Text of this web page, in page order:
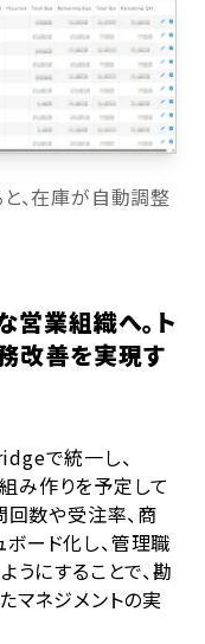
、在庫が自動調整
営業組織へ。ト
改善を実現す
で統一し、
み作りを予定して
回数や受注率、商
ード化し、管理職
うにすることで、勘
マネジメントの実